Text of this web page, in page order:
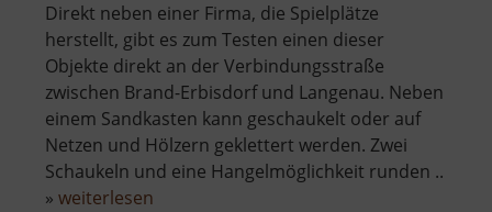
Direkt neben einer Firma, die Spielplätze
herstellt, gibt es zum Testen einen dieser
Objekte direkt an der Verbindungsstraße
zwischen Brand-Erbisdorf und Langenau. Neben
einem Sandkasten kann geschaukelt oder auf
Netzen und Hölzern geklettert werden. Zwei
Schaukeln und eine Hangelmöglichkeit runden ..
» weiterlesen